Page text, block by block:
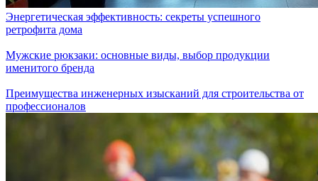
Энергетическая эффективность: секреты успешного
ретрофита дома
Мужские рюкзаки: основные виды, выбор продукции
именитого бренда
Преимущества инженерных изысканий для строительства от
профессионалов